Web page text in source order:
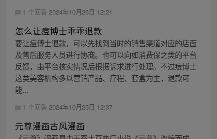
1 个回答 2024年10月26日 12:21
怎么让痘博士乖乖退款
要让痘博士退款，可以先找到当时的销售渠道对应的店面
及售后服务人员进行协商。也可以向如消费保之类的平台
反馈，由平台核实情况后根据诉求进行处理。不过痘博士
这类美容机构多以营销产品、疗程、套盒为主，退款可
能...
1 个回答 2024年10月25日 12:37
元尊漫画古风漫画